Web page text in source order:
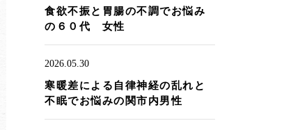
食欲不振と胃腸の不調でお悩み
の６０代 女性
2026.05.30
寒暖差による自律神経の乱れと
不眠でお悩みの関市内男性